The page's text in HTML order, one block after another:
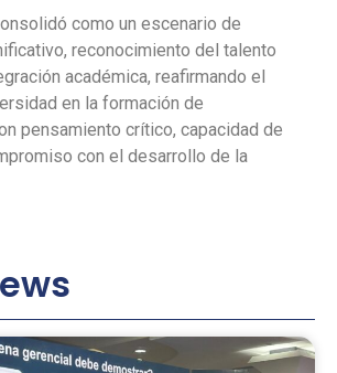
como un escenario de
reconocimiento del talento
académica, reafirmando el
en la formación de
pensamiento crítico, capacidad de
con el desarrollo de la